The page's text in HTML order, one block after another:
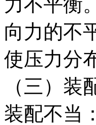
向力的不
使压力分
（三）装
装配不当